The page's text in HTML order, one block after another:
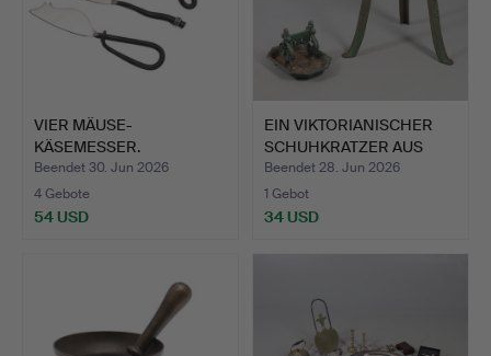
VIER MÄUSE-
KÄSEMESSER.
Beendet 30. Jun 2026
4 Gebote
54 USD
EIN VIKTORIANISCHER
SCHUHKRATZER AUS
GUSSE…
Beendet 28. Jun 2026
1 Gebot
34 USD